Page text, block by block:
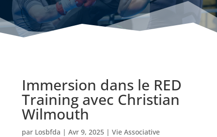
Immersion dans le RED
Training avec Christian
Wilmouth
par Losbfda | Avr 9, 2025| Vie Associative